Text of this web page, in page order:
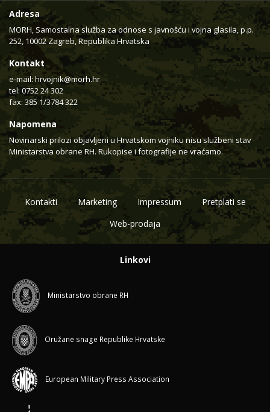
Adresa
MORH, Samostalna služba za odnose s javnošću i vojna glasila, p.p.
252, 10002 Zagreb, Republika Hrvatska
Kontakt
e-mail: hrvojnik@morh.hr
tel: 0752 24 302
fax: 385 1/3784 322
Napomena
Novinarski prilozi objavljeni u Hrvatskom vojniku nisu službeni stav
Ministarstva obrane RH. Rukopise i fotografije ne vraćamo.
Kontakti Marketing Impressum
Pretplati se
Web-prodaja
Linkovi
Ministarstvo obrane RH
Oružane snage Republike Hrvatske
European Military Press Association